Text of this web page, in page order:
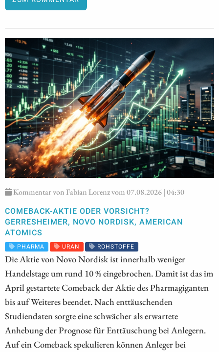
Kommentar von Fabian Lorenz vom 07.08.2026 | 04:30
COMEBACK-AKTIE ODER VORSICHT?
GERRESHEIMER, NOVO NORDISK, AMERICAN
ATOMICS
PHARMA URAN ROHSTOFFE
Die Aktie von Novo Nordisk ist innerhalb weniger
Handelstage um rund 10 % eingebrochen. Damit ist das im
April gestartete Comeback der Aktie des Pharmagiganten
bis auf Weiteres beendet. Nach enttäuschenden
Studiendaten sorgte eine schwächer als erwartete
Anhebung der Prognose für Enttäuschung bei Anlegern.
Auf ein Comeback spekulieren können Anleger bei